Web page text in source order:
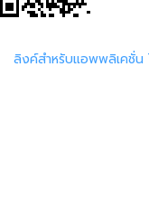
ลิงค์สำหรับแอพพลิเคชั่